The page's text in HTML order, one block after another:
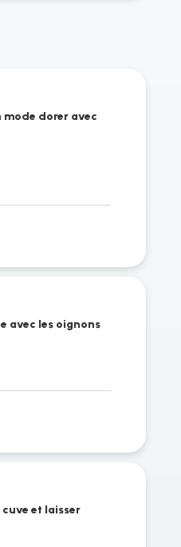
mode dorer avec
avec les oignons
et laisser